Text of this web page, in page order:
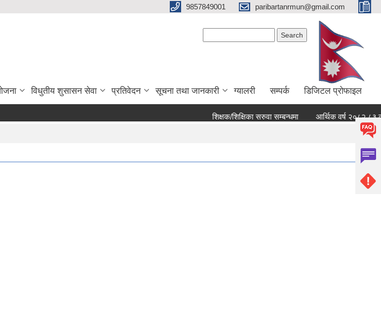
9857849001 paribartanrmun@gmail.com
विधुतीय शुसासन सेवा प्रतिवेदन सूचना तथा जानकारी ग्यालरी सम्पर्क डिजिटल प्रोफाइल
शिक्षक/शिक्षिका सरुवा सम्बन्धमा आर्थिक वर्ष २०८२ ८३ को खर्च